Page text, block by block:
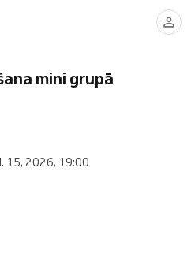
mini grupā
15, 2026, 19:00